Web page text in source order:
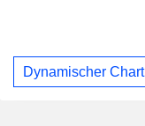
Dynamischer Chart